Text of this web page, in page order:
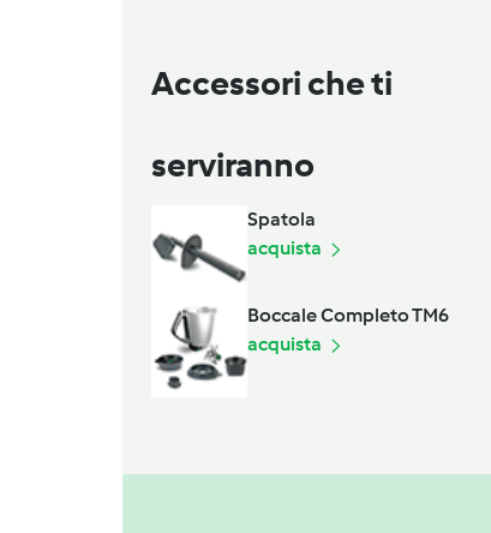
Accessori che ti
serviranno
Spatola
acquista
Boccale Completo TM6
acquista